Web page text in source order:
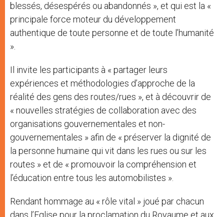
blessés, désespérés ou abandonnés », et qui est la «
principale force moteur du développement
authentique de toute personne et de toute l’humanité
».
Il invite les participants à « partager leurs
expériences et méthodologies d’approche de la
réalité des gens des routes/rues », et à découvrir de
« nouvelles stratégies de collaboration avec des
organisations gouvernementales et non-
gouvernementales » afin de « préserver la dignité de
la personne humaine qui vit dans les rues ou sur les
routes » et de « promouvoir la compréhension et
l’éducation entre tous les automobilistes ».
Rendant hommage au « rôle vital » joué par chacun
dans l’Eglise pour la proclamation du Royaume et aux